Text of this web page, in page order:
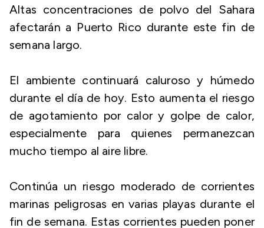
Altas concentraciones de polvo del Sahara
afectarán a Puerto Rico durante este fin de
semana largo.
El ambiente continuará caluroso y húmedo
durante el día de hoy. Esto aumenta el riesgo
de agotamiento por calor y golpe de calor,
especialmente para quienes permanezcan
mucho tiempo al aire libre.
Continúa un riesgo moderado de corrientes
marinas peligrosas en varias playas durante el
fin de semana. Estas corrientes pueden poner